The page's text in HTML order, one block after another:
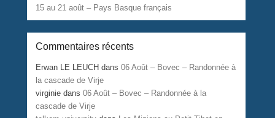
15 au 21 août – Pays Basque français
Commentaires récents
Erwan LE LEUCH dans06 Août – Bovec – Randonnée à
la cascade de Virje
virginie dans06 Août – Bovec – Randonnée à la
cascade de Virje